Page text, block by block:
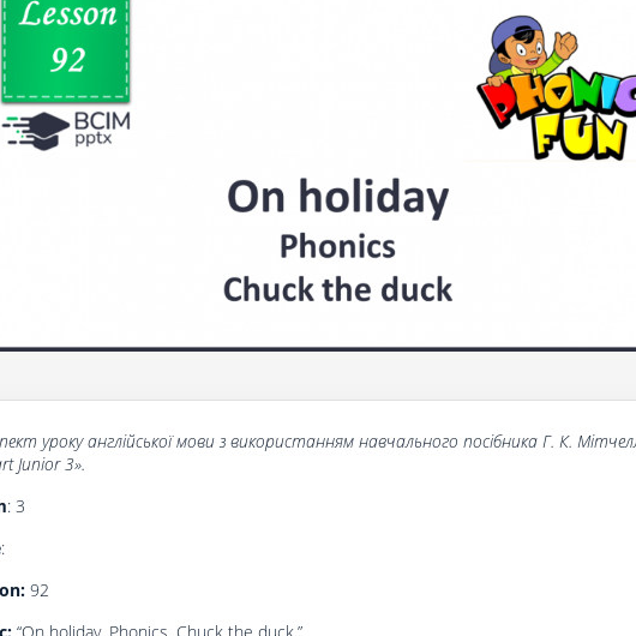
урокуaнглійської мови з використанням навчального посібника Г. К.
Junior 3».
: 3
:
92